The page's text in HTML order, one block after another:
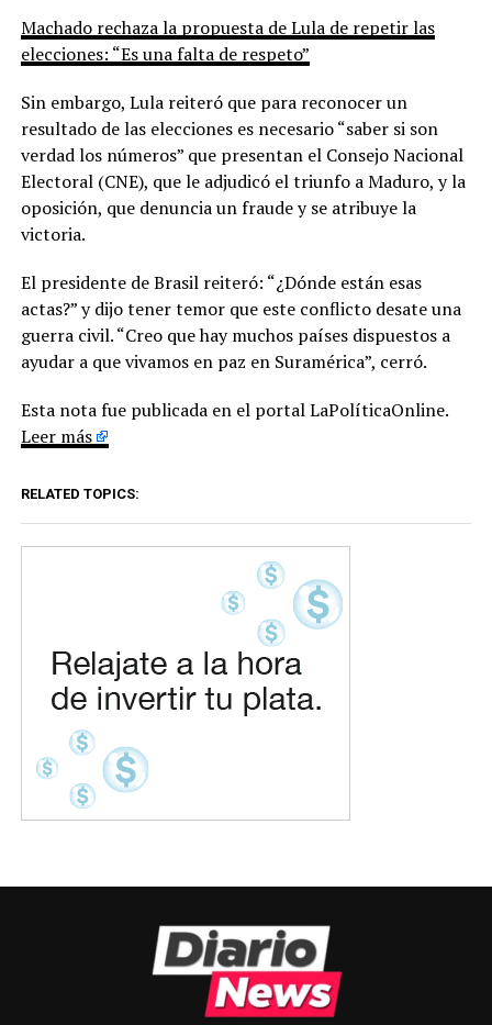
Machado rechaza la propuesta de Lula de repetir las
elecciones: “Es una falta de respeto”
Sin embargo, Lula reiteró que para reconocer un
resultado de las elecciones es necesario “saber si son
verdad los números” que presentan el Consejo Nacional
Electoral (CNE), que le adjudicó el triunfo a Maduro, y la
oposición, que denuncia un fraude y se atribuye la
victoria.
El presidente de Brasil reiteró: “¿Dónde están esas
actas?” y dijo tener temor que este conflicto desate una
guerra civil. “Creo que hay muchos países dispuestos a
ayudar a que vivamos en paz en Suramérica”, cerró.
Esta nota fue publicada en el portal LaPolíticaOnline.
Leer más
RELATED TOPICS: